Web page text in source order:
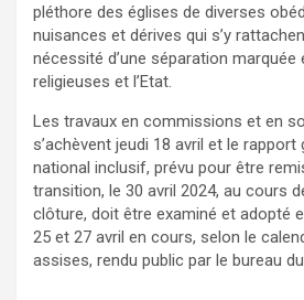
pléthore des églises de diverses
nuisances et dérives qui s’y
nécessité d’une séparation
religieuses et l’Etat.
Les travaux en commissions et en
s’achèvent jeudi 18 avril et le rapport
national inclusif, prévu pour être
transition, le 30 avril 2024, au cours
clôture, doit être examiné et adopté
25 et 27 avril en cours, selon le
assises, rendu public par le bureau du